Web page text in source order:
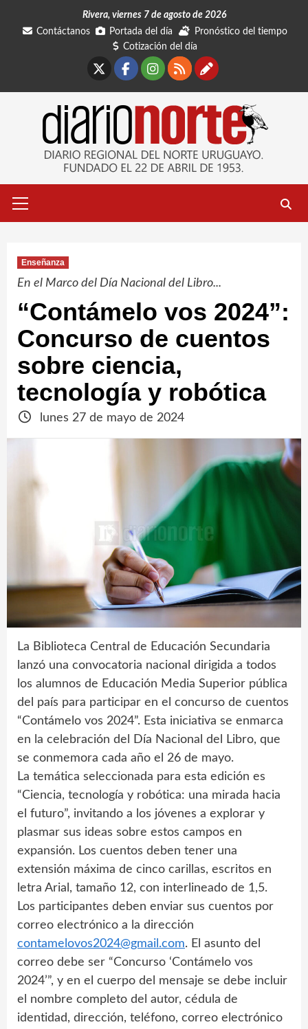
Rivera, viernes 7 de agosto de 2026
Contáctanos
Portada del día
Pronóstico del tiempo
Cotización del día
Facebook
Instagram
RSSContáctanos
primario
Enseñanza
En el Marco del Día Nacional del Libro...
“Contámelo vos 2024”:
Concurso de cuentos
sobre ciencia,
tecnología y robótica
lunes 27 de mayo de 2024
La Biblioteca Central de Educación Secundaria
lanzó una convocatoria nacional dirigida a todos
los alumnos de Educación Media Superior pública
del país para participar en el concurso de cuentos
“Contámelo vos 2024”. Esta iniciativa se enmarca
en la celebración del Día Nacional del Libro, que
se conmemora cada año el 26 de mayo.
La temática seleccionada para esta edición es
“Ciencia, tecnología y robótica: una mirada hacia
el futuro”, invitando a los jóvenes a explorar y
plasmar sus ideas sobre estos campos en
expansión. Los cuentos deben tener una
extensión máxima de cinco carillas, escritos en
letra Arial, tamaño 12, con interlineado de 1,5.
Los participantes deben enviar sus cuentos por
correo electrónico a la dirección
contamelovos2024@gmail.com. El asunto del
correo debe ser “Concurso ‘Contámelo vos
2024’”, y en el cuerpo del mensaje se debe incluir
el nombre completo del autor, cédula de
identidad, dirección, teléfono, correo electrónico